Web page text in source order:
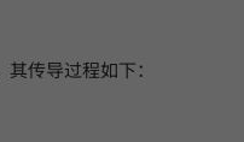
传导过程如下：